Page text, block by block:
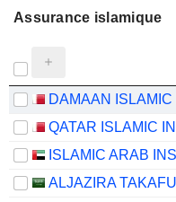
Assurance islamique